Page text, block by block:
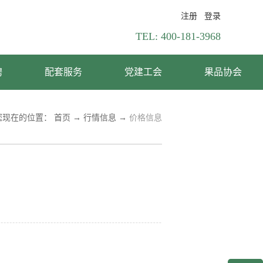
登录
注册
TEL: 400-181-3968
配套服务 党建工会 果品协会
现在的位置： 首页 → 行情信息 → 价格信息